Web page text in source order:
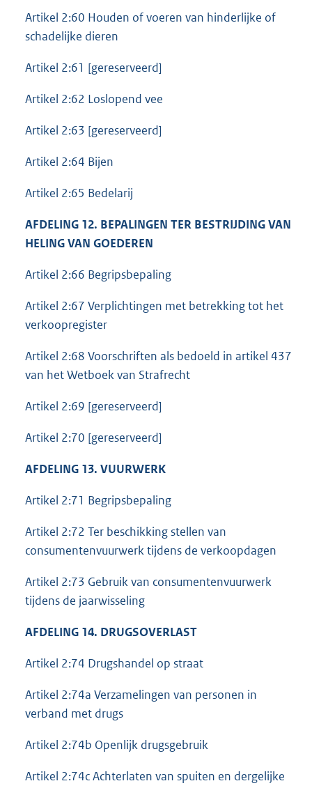
Artikel 2:60 Houden of voeren van hinderlijke of
schadelijke dieren
Artikel 2:61 [gereserveerd]
Artikel 2:62 Loslopend vee
Artikel 2:63 [gereserveerd]
Artikel 2:64 Bijen
Artikel 2:65 Bedelarij
AFDELING 12. BEPALINGEN TER BESTRIJDING VAN
HELING VAN GOEDEREN
Artikel 2:66 Begripsbepaling
Artikel 2:67 Verplichtingen met betrekking tot het
verkoopregister
Artikel 2:68 Voorschriften als bedoeld in artikel 437
van het Wetboek van Strafrecht
Artikel 2:69 [gereserveerd]
Artikel 2:70 [gereserveerd]
AFDELING 13. VUURWERK
Artikel 2:71 Begripsbepaling
Artikel 2:72 Ter beschikking stellen van
consumentenvuurwerk tijdens de verkoopdagen
Artikel 2:73 Gebruik van consumentenvuurwerk
tijdens de jaarwisseling
AFDELING 14. DRUGSOVERLAST
Artikel 2:74 Drugshandel op straat
Artikel 2:74a Verzamelingen van personen in
verband met drugs
Artikel 2:74b Openlijk drugsgebruik
Artikel 2:74c Achterlaten van spuiten en dergelijke